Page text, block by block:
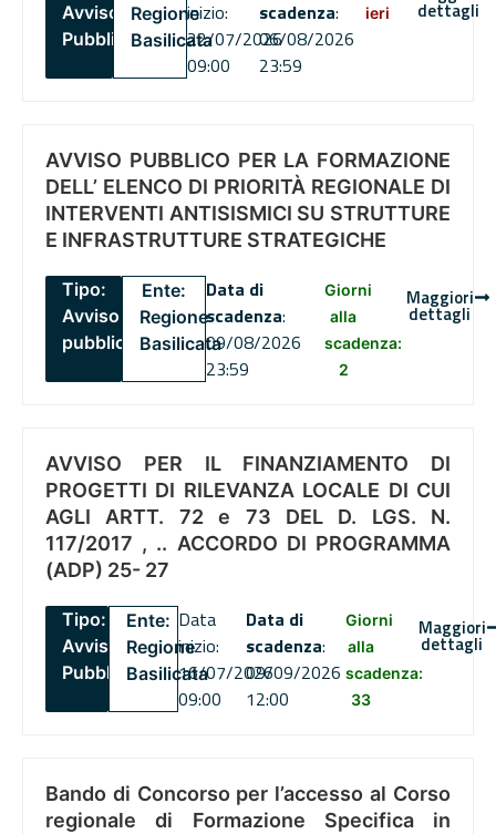
Avviso
Pubblico
Regione
Basilicata
inizio:
22/07/2026
09:00
scadenza:
06/08/2026
23:59
ieri dettagli
AVVISO PUBBLICO PER LA FORMAZIONE
DELL’ ELENCO DI PRIORITÀ REGIONALE DI
INTERVENTI ANTISISMICI SU STRUTTURE
E INFRASTRUTTURE STRATEGICHE
Tipo:
Avviso
pubblico
Ente:
Regione
Basilicata
Data di
scadenza:
09/08/2026
23:59
Giorni
alla
scadenza:
2
Maggiori
dettagli
AVVISO PER IL FINANZIAMENTO DI
PROGETTI DI RILEVANZA LOCALE DI CUI
AGLI ARTT. 72 e 73 DEL D. LGS. N.
117/2017 , .. ACCORDO DI PROGRAMMA
(ADP) 25- 27
Tipo:
Avviso
Pubblico
Ente:
Regione
Basilicata
Data
inizio:
16/07/2026
09:00
Data di
scadenza:
09/09/2026
12:00
Giorni
alla
scadenza:
33
Maggiori
dettagli
Bando di Concorso per l’accesso al Corso
regionale di Formazione Specifica in